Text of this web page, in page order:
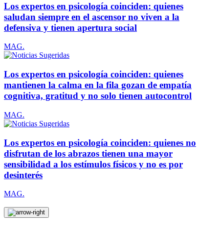
Los expertos en psicología coinciden: quienes
saludan siempre en el ascensor no viven a la
defensiva y tienen apertura social
MAG.
Los expertos en psicología coinciden: quienes
mantienen la calma en la fila gozan de empatía
cognitiva, gratitud y no solo tienen autocontrol
MAG.
Los expertos en psicología coinciden: quienes no
disfrutan de los abrazos tienen una mayor
sensibilidad a los estímulos físicos y no es por
desinterés
MAG.